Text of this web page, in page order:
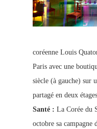
coréenne Louis
Paris avec une
siècle (à gauche) sur
partagé en deux
Santé : La Corée du
octobre sa campagne